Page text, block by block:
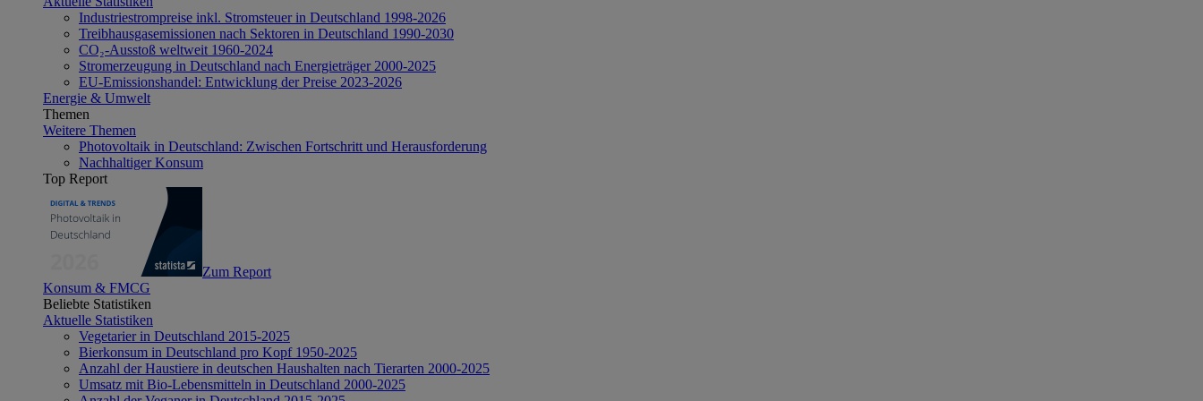
Industriestrompreise inkl. Stromsteuer in Deutschland 1998-2026
Treibhausgasemissionen nach Sektoren in Deutschland 1990-2030
CO₂-Ausstoß weltweit 1960-2024
Stromerzeugung in Deutschland nach Energieträger 2000-2025
EU-Emissionshandel: Entwicklung der Preise 2023-2026
Energie & Umwelt
Themen
Weitere Themen
Photovoltaik in Deutschland: Zwischen Fortschritt und Herausforderung
Nachhaltiger Konsum
Top Report
Zum Report
Konsum & FMCG
Beliebte Statistiken
Aktuelle Statistiken
Vegetarier in Deutschland 2015-2025
Bierkonsum in Deutschland pro Kopf 1950-2025
Anzahl der Haustiere in deutschen Haushalten nach Tierarten 2000-2025
Umsatz mit Bio-Lebensmitteln in Deutschland 2000-2025